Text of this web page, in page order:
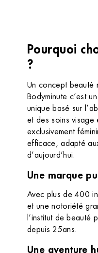
Pourquoi
?
Un concept beauté
Bodyminute c’est
unique basé sur
et des soins visage
exclusivement
efficace, adapté
d’aujourd’hui.
Une marque
Avec plus de 400
et une notoriété
l’institut de beauté
depuis 25ans.
Une aventure